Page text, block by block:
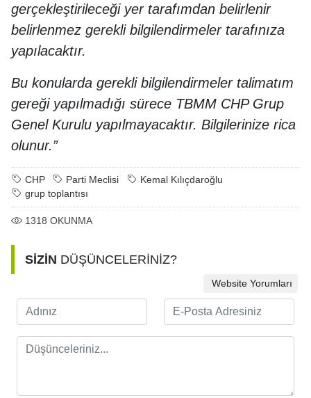
gerçekleştirileceği yer tarafımdan belirlenir
belirlenmez gerekli bilgilendirmeler tarafınıza
yapılacaktır.
Bu konularda gerekli bilgilendirmeler talimatım
gereği yapılmadığı sürece TBMM CHP Grup
Genel Kurulu yapılmayacaktır. Bilgilerinize rica
olunur.”
CHP Parti Meclisi
Kemal Kılıçdaroğlu
grup toplantısı
1318 OKUNMA
SİZİN DÜŞÜNCELERİNİZ?
Website Yorumları